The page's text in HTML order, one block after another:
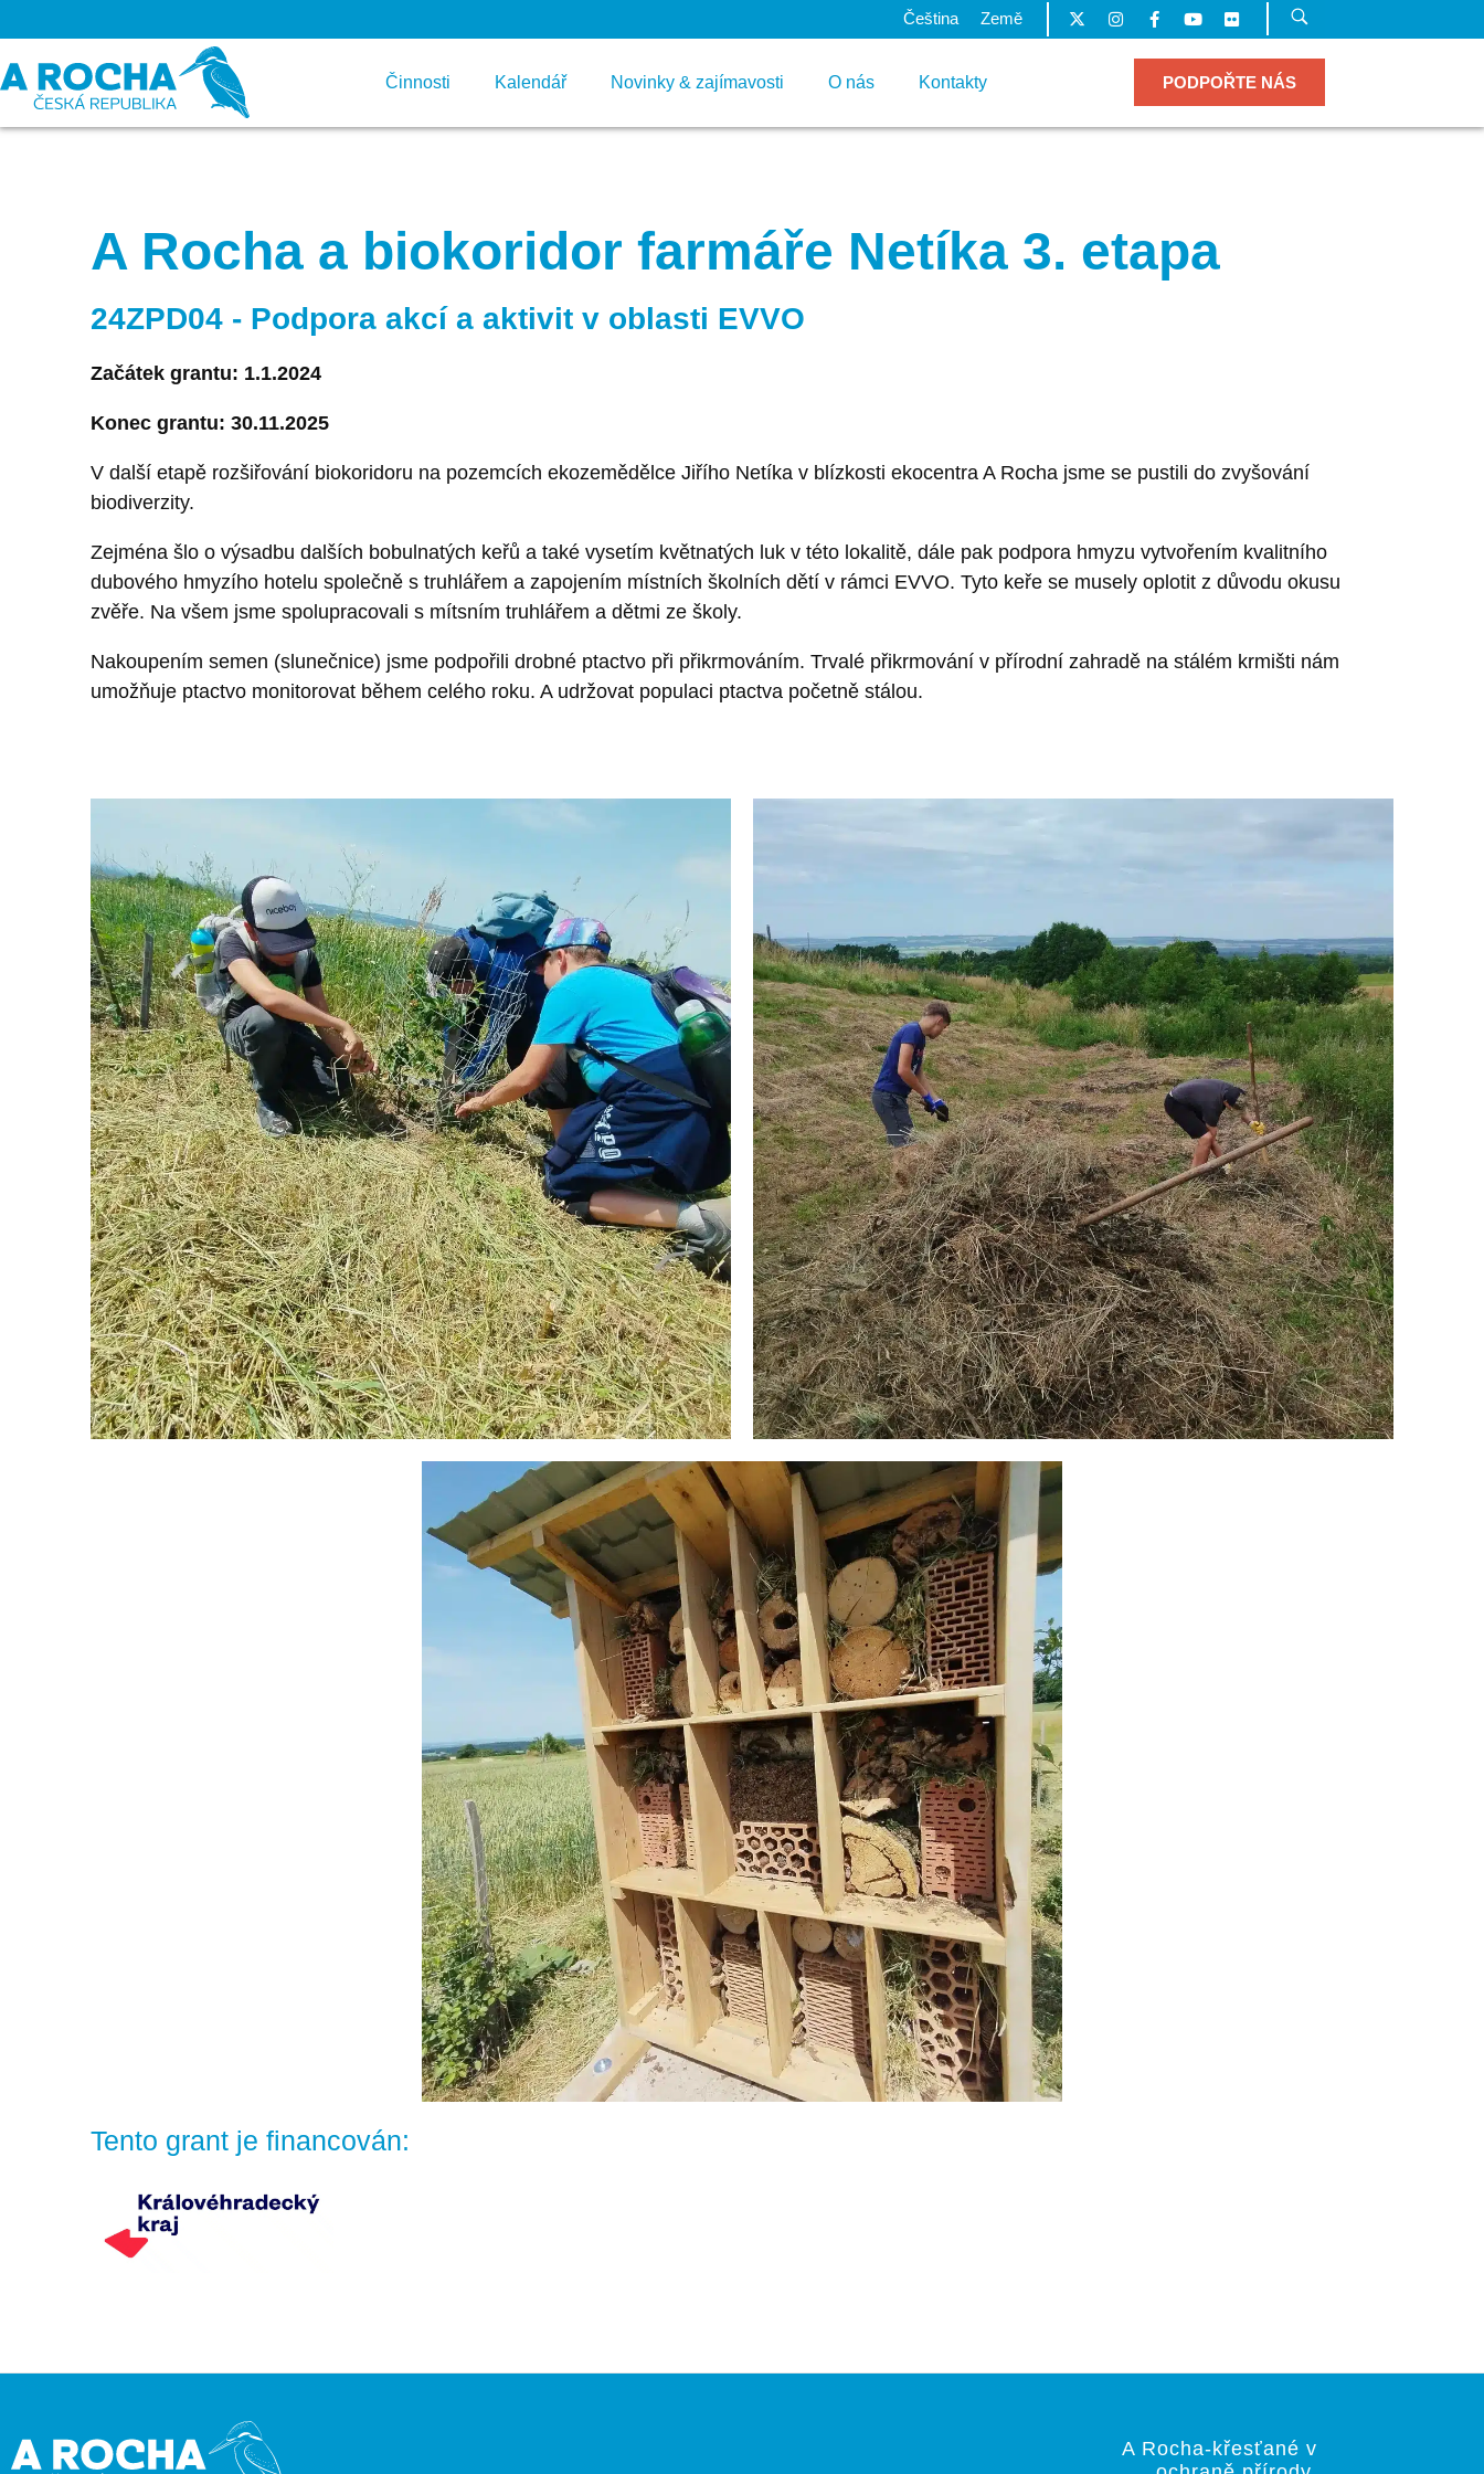
Čeština Země
Činnosti Kalendář Novinky & zajímavosti O nás Kontakty PODPOŘTE NÁS
A Rocha a biokoridor farmáře Netíka 3. etapa
24ZPD04 - Podpora akcí a aktivit v oblasti EVVO
Začátek grantu: 1.1.2024
Konec grantu: 30.11.2025
V další etapě rozšiřování biokoridoru na pozemcích ekozemědělce Jiřího Netíka v blízkosti ekocentra A Rocha jsme se pustili do zvyšování
biodiverzity.
Zejména šlo o výsadbu dalších bobulnatých keřů a také vysetím květnatých luk v této lokalitě, dále pak podpora hmyzu vytvořením kvalitního
dubového hmyzího hotelu společně s truhlářem a zapojením místních školních dětí v rámci EVVO. Tyto keře se musely oplotit z důvodu okusu
zvěře. Na všem jsme spolupracovali s mítsním truhlářem a dětmi ze školy.
Nakoupením semen (slunečnice) jsme podpořili drobné ptactvo při přikrmováním. Trvalé přikrmování v přírodní zahradě na stálém krmišti nám
umožňuje ptactvo monitorovat během celého roku. A udržovat populaci ptactva početně stálou.
Tento grant je financován:
A Rocha-křesťané v